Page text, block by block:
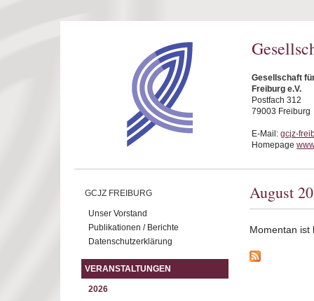
Gesellschaft
Freiburg e.V.
Postfach 312
79003 Freiburg
E-Mail: gcjz-
Homepage
GCJZ FREIBURG
Unser Vorstand
Publikationen / Berichte
Datenschutzerklärung
VERANSTALTUNGEN
2026
August
Momentan ist